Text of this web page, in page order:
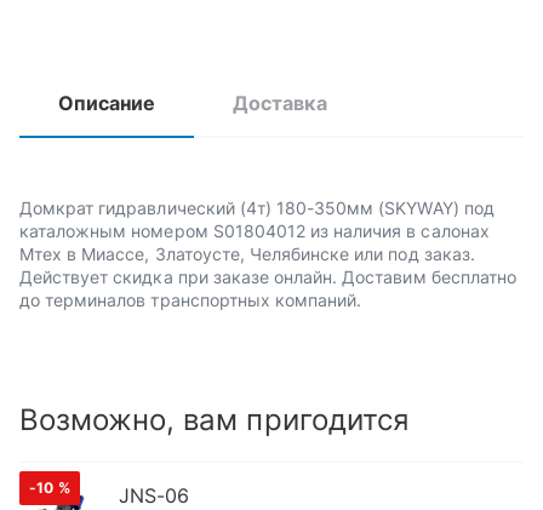
Описание Доставка
Домкрат гидравлический (4т) 180-350мм (SKYWAY) под
каталожным номером S01804012 из наличия в салонах
Мтех в Миассе, Златоусте, Челябинске или под заказ.
Действует скидка при заказе онлайн. Доставим бесплатно
до терминалов транспортных компаний.
Возможно, вам пригодится
-10 % JNS-06